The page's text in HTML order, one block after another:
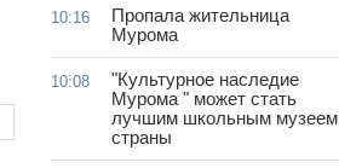
10:16
Пропала жительница
Мурома
10:08
"Культурное наследие
Мурома " может стать
лучшим школьным музеем
страны